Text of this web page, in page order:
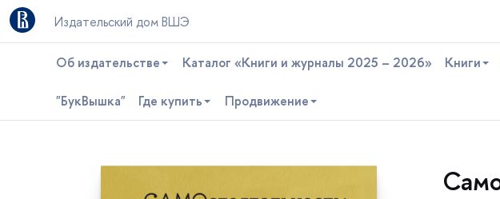
Издательский дом ВШЭ
Об издательстве Каталог «Книги и журналы 2025 – 2026» Книги
"БукВышка" Где купить Продвижение